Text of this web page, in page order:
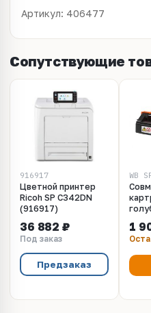
Артикул: 406477
Сопутствующие
916917
Цветной принтер
Ricoh SP C342DN
(916917)
36 882 ₽
Под заказ
Предзаказ
1